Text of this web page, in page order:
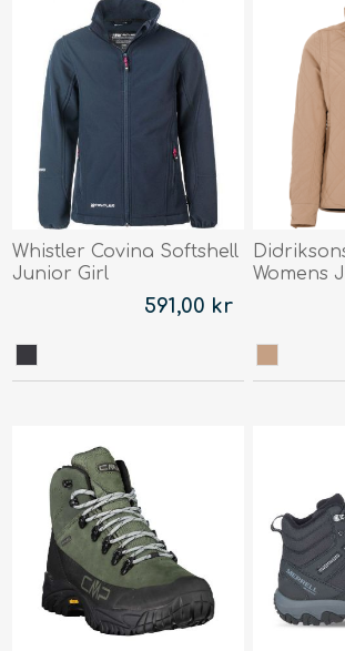
Whistler Covina Softshell
Junior Girl
591,00 kr
Womens